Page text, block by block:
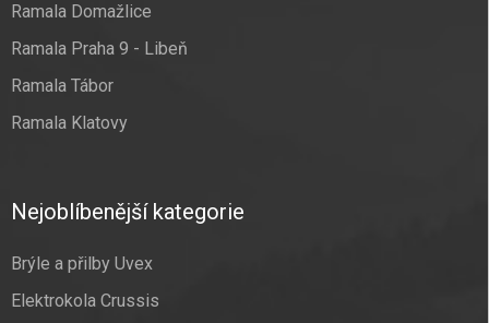
Ramala Domažlice
Ramala Praha 9 - Libeň
Ramala Tábor
Ramala Klatovy
Nejoblíbenější kategorie
Brýle a přilby Uvex
Elektrokola Crussis